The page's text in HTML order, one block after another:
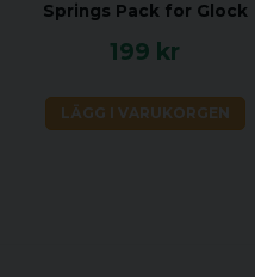
Springs Pack for Glock
199 kr
LÄGG I VARUKORGEN